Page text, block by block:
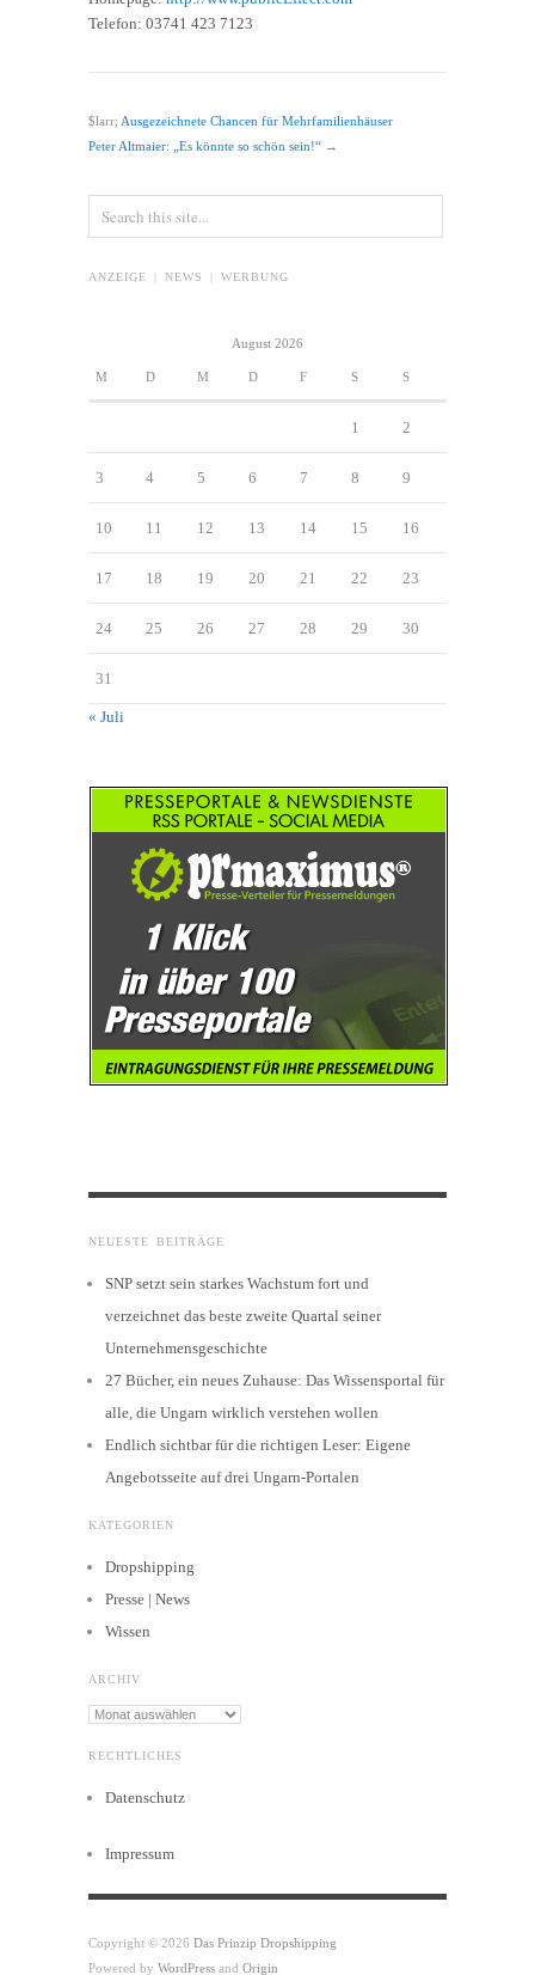
Telefon: 03741 423 7123
$larr; Ausgezeichnete Chancen für Mehrfamilienhäuser
Peter Altmaier: „Es könnte so schön sein!“ →
ANZEIGE | NEWS | WERBUNG
August 2026
M D M D F S S
1 2
3 4 5 6 7 8 9
10 11 12 13 14 15 16
17 18 19 20 21 22 23
24 25 26 27 28 29 30
31
« Juli
NEUESTE BEITRÄGE
SNP setzt sein starkes Wachstum fort und
verzeichnet das beste zweite Quartal seiner
Unternehmensgeschichte
27 Bücher, ein neues Zuhause: Das Wissensportal für
alle, die Ungarn wirklich verstehen wollen
Endlich sichtbar für die richtigen Leser: Eigene
Angebotsseite auf drei Ungarn-Portalen
KATEGORIEN
Dropshipping
Presse | News
Wissen
ARCHIV
Archiv
RECHTLICHES
Datenschutz
Impressum
Copyright © 2026 Das Prinzip Dropshipping
Powered by WordPress and Origin